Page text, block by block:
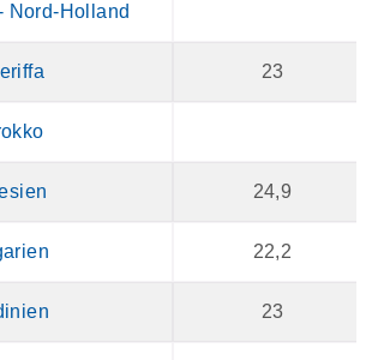
Nord-Holland
23
24,9
22,2
23